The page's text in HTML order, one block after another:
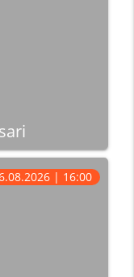
| 16:00